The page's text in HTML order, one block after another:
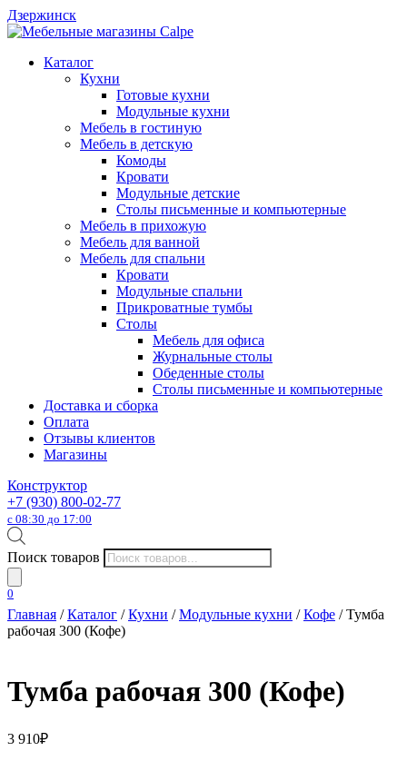
Дзержинск
Каталог
Кухни
Готовые кухни
Модульные кухни
Мебель в гостиную
Мебель в детскую
Комоды
Кровати
Модульные детские
Столы письменные и компьютерные
Мебель в прихожую
Мебель для ванной
Мебель для спальни
Кровати
Модульные спальни
Прикроватные тумбы
Столы
Мебель для офиса
Журнальные столы
Обеденные столы
Столы письменные и компьютерные
Доставка и сборка
Оплата
Отзывы клиентов
Магазины
Конструктор
+7 (930) 800-02-77
с 08:30 до 17:00
Поиск товаров
0
Главная /Каталог /Кухни /Модульные кухни /Кофе / Тумба
рабочая 300 (Кофе)
Тумба рабочая 300 (Кофе)
3 910₽